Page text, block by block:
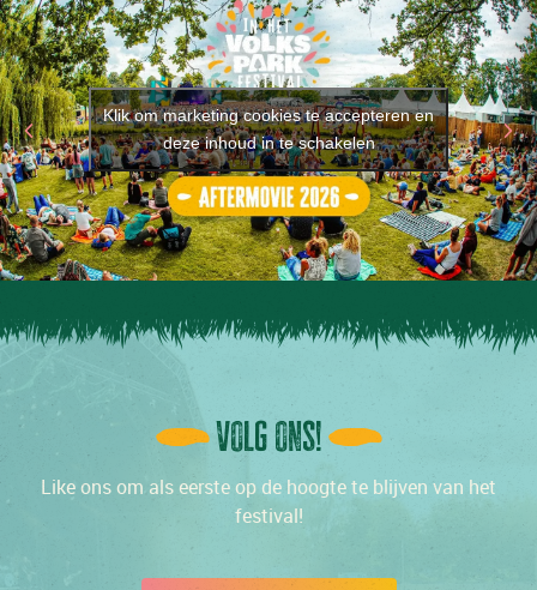
Klik om marketing cookies te accepteren en
deze inhoud in te schakelen
Volg ons!
Like ons om als eerste op de hoogte te blijven van het
festival!